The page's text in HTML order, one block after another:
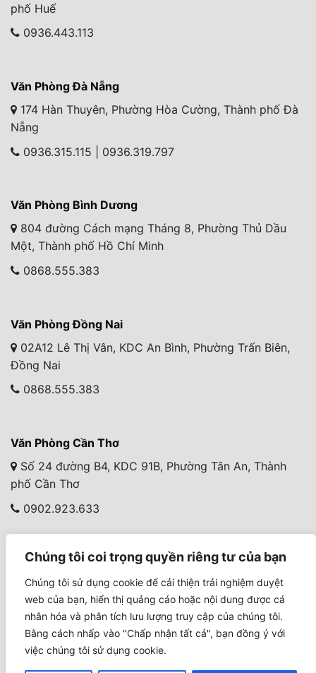
Chúng tôi coi trọng quyền riêng tư của bạn
Chúng tôi sử dụng cookie để cải thiện trải nghiệm duyệt
web của bạn, hiển thị quảng cáo hoặc nội dung được cá
nhân hóa và phân tích lưu lượng truy cập của chúng tôi.
Bằng cách nhấp vào "Chấp nhận tất cả", bạn đồng ý với
việc chúng tôi sử dụng cookie.
phố Huế
0936.443.113
Văn Phòng Đà Nẵng
174 Hàn Thuyên, Phường Hòa Cường, Thành phố Đà
Nẵng
0936.315.115 | 0936.319.797
Văn Phòng Bình Dương
804 đường Cách mạng Tháng 8, Phường Thủ Dầu
Một, Thành phố Hồ Chí Minh
0868.555.383
Văn Phòng Đồng Nai
02A12 Lê Thị Vân, KDC An Bình, Phường Trấn Biên,
Đồng Nai
0868.555.383
Văn Phòng Cần Thơ
Số 24 đường B4, KDC 91B, Phường Tân An, Thành
phố Cần Thơ
0902.923.633
Văn Phòng Cà Mau
279 Tôn Đức Thắng, Khóm 8, Phường Tân Thành, Cà
Mau
0934.568.887